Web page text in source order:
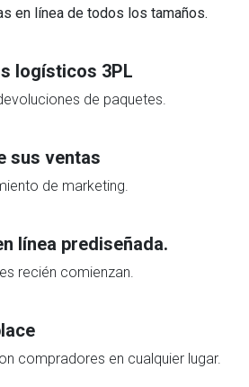
en línea de todos los tamaños.
logísticos 3PL
de paquetes.
sus ventas
de marketing.
línea prediseñada.
recién comienzan.
compradores en cualquier lugar.